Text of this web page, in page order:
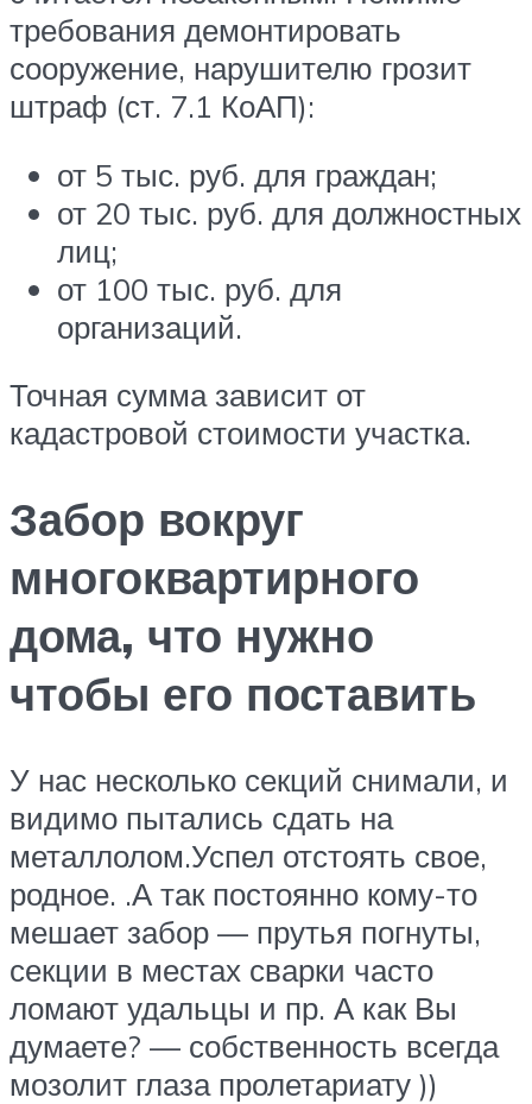
требования демонтировать
сооружение, нарушителю грозит
штраф (ст. 7.1 КоАП):
от 5 тыс. руб. для граждан;
от 20 тыс. руб. для должностных
лиц;
от 100 тыс. руб. для
организаций.
Точная сумма зависит от
кадастровой стоимости участка.
Забор вокруг
многоквартирного
дома, что нужно
чтобы его поставить
У нас несколько секций снимали, и
видимо пытались сдать на
металлолом.Успел отстоять свое,
родное. .А так постоянно кому-то
мешает забор — прутья погнуты,
секции в местах сварки часто
ломают удальцы и пр. А как Вы
думаете? — собственность всегда
мозолит глаза пролетариату ))